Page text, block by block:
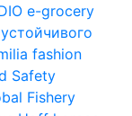
e-grocery
fashion
Safety
Fishery